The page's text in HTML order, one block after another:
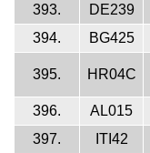
393.
DE239
394.
BG425
395. HR04C
396. AL015
397.
ITI42